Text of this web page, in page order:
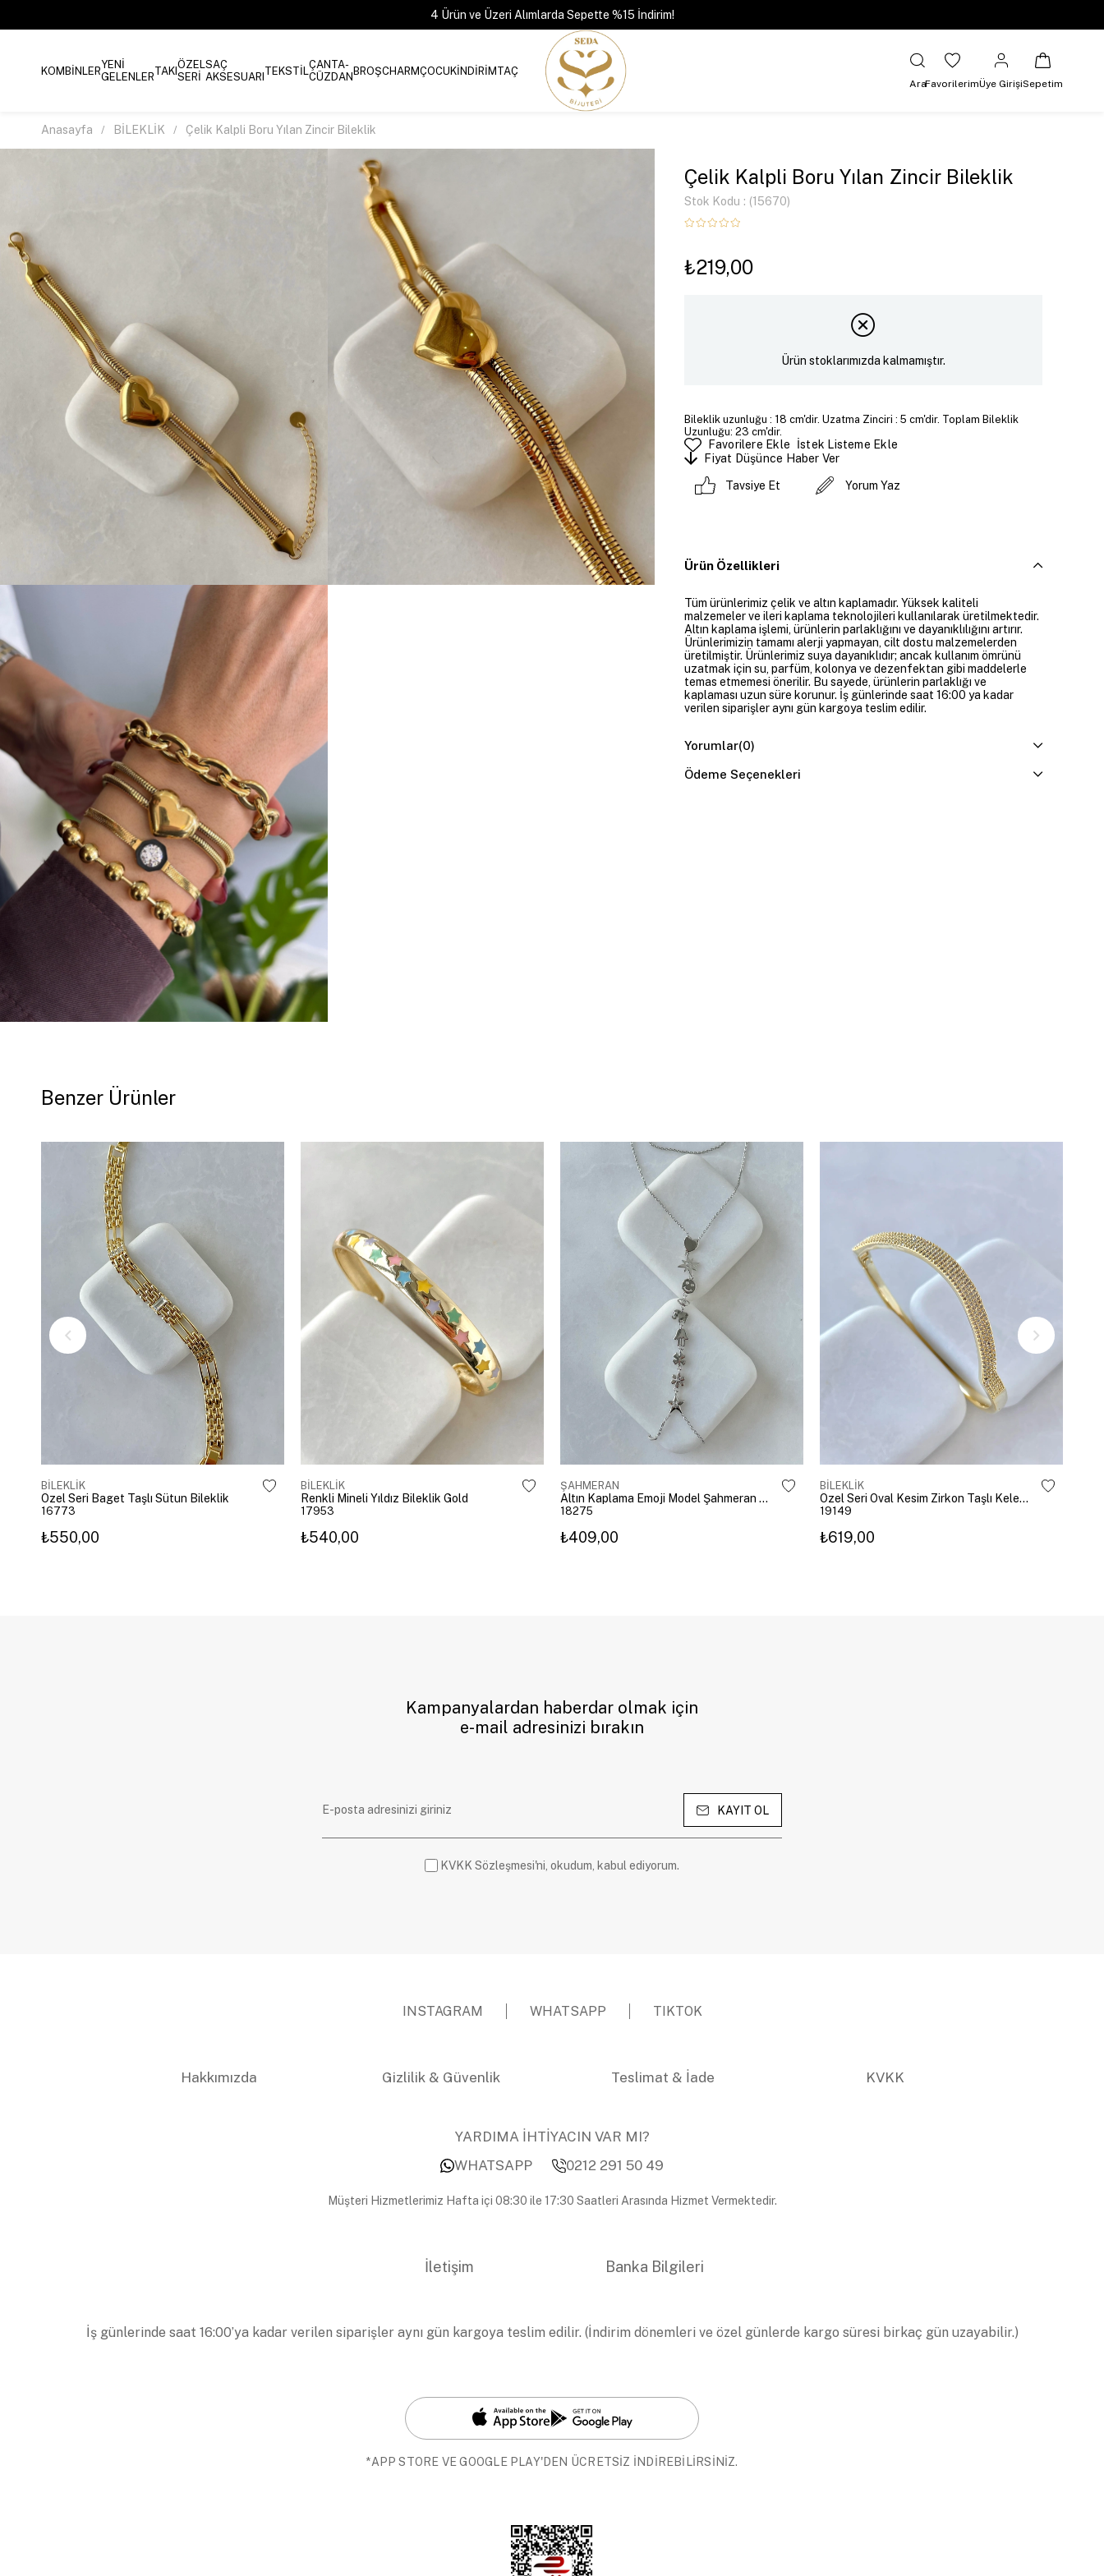
4 Ürün ve Üzeri Alımlarda Sepette %15 İndirim!
KOMBİNLERYENİ
GELENLERTAKIÖZEL
SERİ
SAÇ
AKSESUARI TEKSTİLÇANTA-
CÜZDANBROŞCHARMÇOCUKİNDİRİMTAÇ
AraFavorilerimÜye GirişiSepetim
Anasayfa BİLEKLİK Çelik Kalpli Boru Yılan Zincir Bileklik
Çelik Kalpli Boru Yılan Zincir Bileklik
Stok Kodu (15670)
₺219,00
Ürün stoklarımızda kalmamıştır.
Bileklik uzunluğu : 18 cm'dir. Uzatma Zinciri : 5 cm'dir. Toplam Bileklik
Uzunluğu: 23 cm'dir.
Favorilere Ekle
İstek Listeme Ekle
Fiyat Düşünce Haber Ver
Tavsiye Et Yorum Yaz
Ürün Özellikleri
Tüm ürünlerimiz çelik ve altın kaplamadır. Yüksek kaliteli
malzemeler ve ileri kaplama teknolojileri kullanılarak üretilmektedir.
Altın kaplama işlemi, ürünlerin parlaklığını ve dayanıklılığını artırır.
Ürünlerimizin tamamı alerji yapmayan, cilt dostu malzemelerden
üretilmiştir. Ürünlerimiz suya dayanıklıdır; ancak kullanım ömrünü
uzatmak için su, parfüm, kolonya ve dezenfektan gibi maddelerle
temas etmemesi önerilir. Bu sayede, ürünlerin parlaklığı ve
kaplaması uzun süre korunur. İş günlerinde saat 16:00 ya kadar
verilen siparişler aynı gün kargoya teslim edilir.
Yorumlar(0)
Ödeme Seçenekleri
Benzer Ürünler
BİLEKLİK
Özel Seri Baget Taşlı Sütun Bileklik
16773
₺550,00
BİLEKLİK
Renkli Mineli Yıldız Bileklik Gold
17953
₺540,00
ŞAHMERAN
Altın Kaplama Emoji Model Şahmeran Gümüş
18275
₺409,00
BİLEKLİK
Özel Seri Oval Kesim Zirkon Taşlı Kelepçe Gold
19149
₺619,00
Kampanyalardan haberdar olmak için
e-mail adresinizi bırakın
KAYIT OL
KVKK Sözleşmesi'ni, okudum, kabul ediyorum.
INSTAGRAM WHATSAPP TIKTOK
Hakkımızda Gizlilik & Güvenlik Teslimat & İade KVKK
YARDIMA İHTİYACIN VAR MI?
WHATSAPP
0212 291 50 49
Müşteri Hizmetlerimiz Hafta içi 08:30 ile 17:30 Saatleri Arasında Hizmet Vermektedir.
İletişim Banka Bilgileri
İş günlerinde saat 16:00’ya kadar verilen siparişler aynı gün kargoya teslim edilir. (İndirim dönemleri ve özel günlerde kargo süresi birkaç gün uzayabilir.)
*APP STORE VE GOOGLE PLAY'DEN ÜCRETSİZ İNDİREBİLİRSİNİZ.